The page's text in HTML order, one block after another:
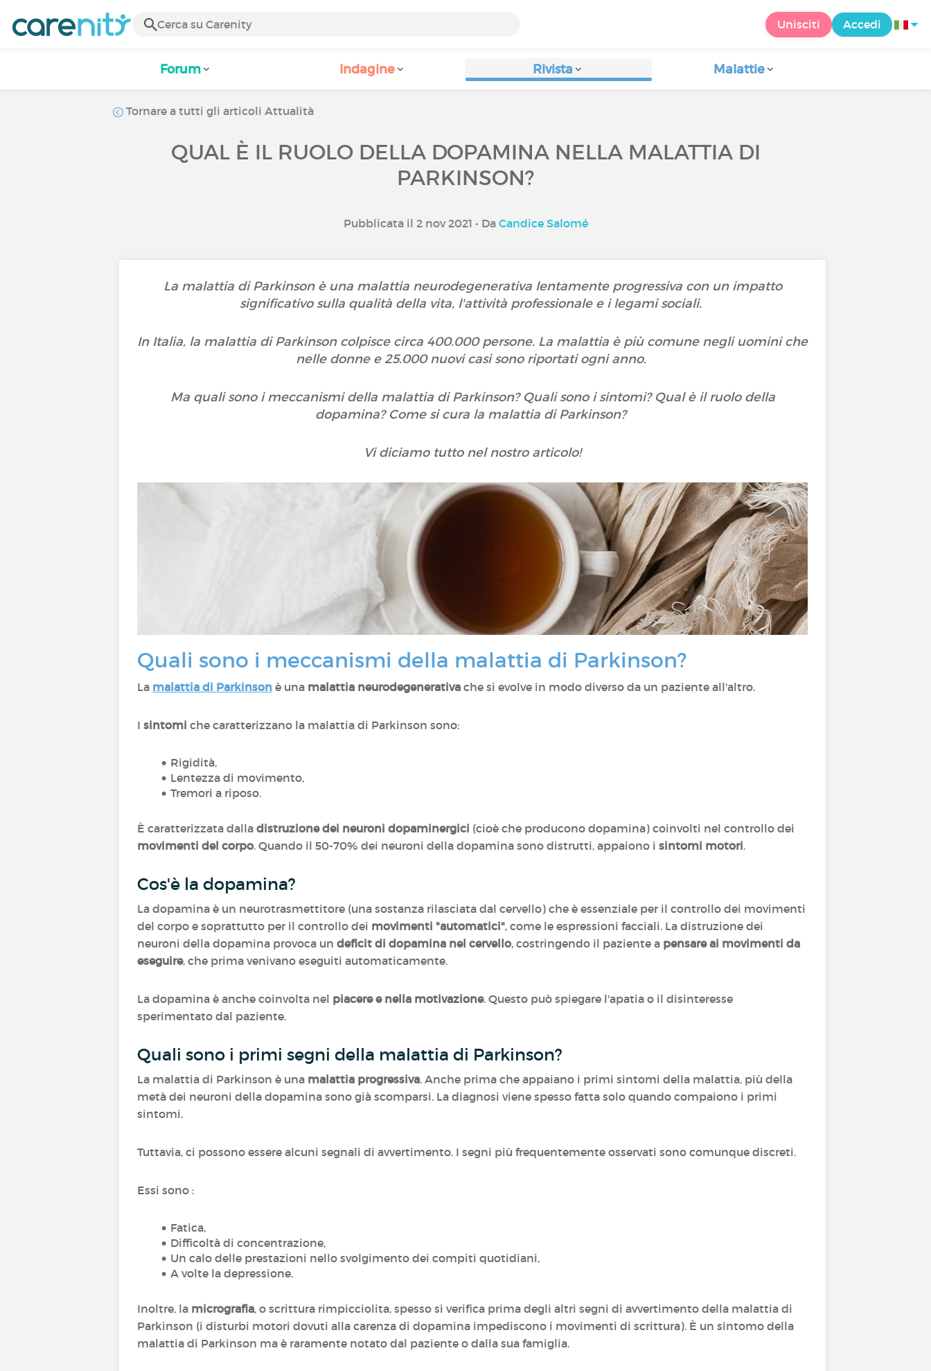
Unisciti Accedi
Forum Indagine Rivista Malattie
Tornare a tutti gli articoli Attualità
QUAL È IL RUOLO DELLA DOPAMINA NELLA MALATTIA DI
PARKINSON?
Pubblicata il 2 nov 2021 • Da Candice Salomé
La malattia di Parkinson è una malattia neurodegenerativa lentamente progressiva con un impatto
significativo sulla qualità della vita, l'attività professionale e i legami sociali.
In Italia, la malattia di Parkinson colpisce circa 400.000 persone. La malattia è più comune negli uomini che
nelle donne e 25.000 nuovi casi sono riportati ogni anno.
Ma quali sono i meccanismi della malattia di Parkinson? Quali sono i sintomi? Qual è il ruolo della
dopamina? Come si cura la malattia di Parkinson?
Vi diciamo tutto nel nostro articolo!
Quali sono i meccanismi della malattia di Parkinson?
La malattia di Parkinson è una malattia neurodegenerativa che si evolve in modo diverso da un paziente all'altro.
I sintomi che caratterizzano la malattia di Parkinson sono:
Rigidità,
Lentezza di movimento,
Tremori a riposo.
È caratterizzata dalla distruzione dei neuroni dopaminergici (cioè che producono dopamina) coinvolti nel controllo dei
movimenti del corpo. Quando il 50-70% dei neuroni della dopamina sono distrutti, appaiono i sintomi motori.
Cos'è la dopamina?
La dopamina è un neurotrasmettitore (una sostanza rilasciata dal cervello) che è essenziale per il controllo dei movimenti
del corpo e soprattutto per il controllo dei movimenti "automatici", come le espressioni facciali. La distruzione dei
neuroni della dopamina provoca un deficit di dopamina nel cervello, costringendo il paziente a pensare ai movimenti da
eseguire, che prima venivano eseguiti automaticamente.
La dopamina è anche coinvolta nel piacere e nella motivazione. Questo può spiegare l'apatia o il disinteresse
sperimentato dal paziente.
Quali sono i primi segni della malattia di Parkinson?
La malattia di Parkinson è una malattia progressiva. Anche prima che appaiano i primi sintomi della malattia, più della
metà dei neuroni della dopamina sono già scomparsi. La diagnosi viene spesso fatta solo quando compaiono i primi
sintomi.
Tuttavia, ci possono essere alcuni segnali di avvertimento. I segni più frequentemente osservati sono comunque discreti.
Essi sono :
Fatica,
Difficoltà di concentrazione,
Un calo delle prestazioni nello svolgimento dei compiti quotidiani,
A volte la depressione.
Inoltre, la micrografia, o scrittura rimpicciolita, spesso si verifica prima degli altri segni di avvertimento della malattia di
Parkinson (i disturbi motori dovuti alla carenza di dopamina impediscono i movimenti di scrittura). È un sintomo della
malattia di Parkinson ma è raramente notato dal paziente o dalla sua famiglia.